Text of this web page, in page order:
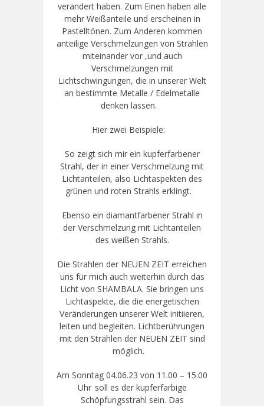
verändert haben. Zum Einen haben alle
mehr Weißanteile und erscheinen in
Pastelltönen. Zum Anderen kommen
anteilige Verschmelzungen von Strahlen
miteinander vor ,und auch
Verschmelzungen mit
Lichtschwingungen, die in unserer Welt
an bestimmte Metalle / Edelmetalle
denken lassen.
Hier zwei Beispiele:
So zeigt sich mir ein kupferfarbener
Strahl, der in einer Verschmelzung mit
Lichtanteilen, also Lichtaspekten des
grünen und roten Strahls erklingt.
Ebenso ein diamantfarbener Strahl in
der Verschmelzung mit Lichtanteilen
des weißen Strahls.
Die Strahlen der NEUEN ZEIT erreichen
uns für mich auch weiterhin durch das
Licht von SHAMBALA. Sie bringen uns
Lichtaspekte, die die energetischen
Veränderungen unserer Welt initiieren,
leiten und begleiten. Lichtberührungen
mit den Strahlen der NEUEN ZEIT sind
möglich.
Am Sonntag 04.06.23 von 11.00 – 15.00
Uhr soll es der kupferfarbige
Schöpfungsstrahl sein. Das